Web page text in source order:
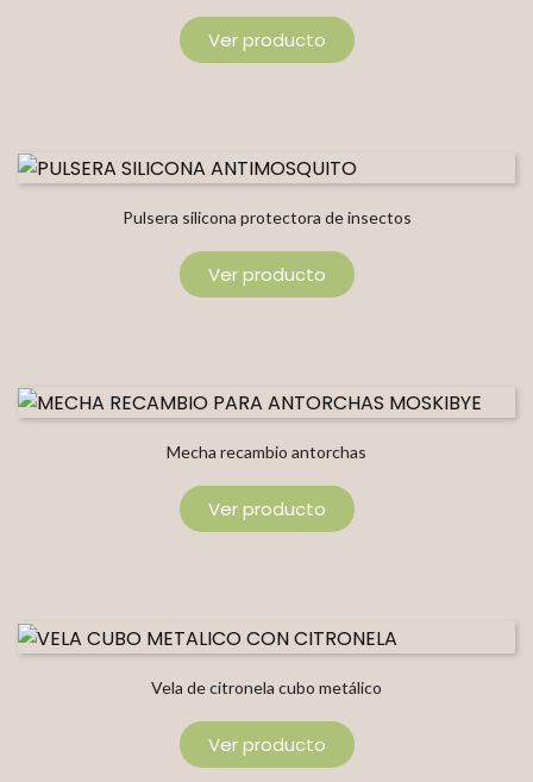
Ver producto
Pulsera silicona protectora de insectos
Ver producto
Mecha recambio antorchas
Ver producto
Vela de citronela cubo metálico
Ver producto